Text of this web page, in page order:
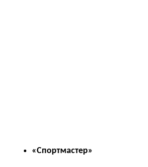
«Спортмастер»